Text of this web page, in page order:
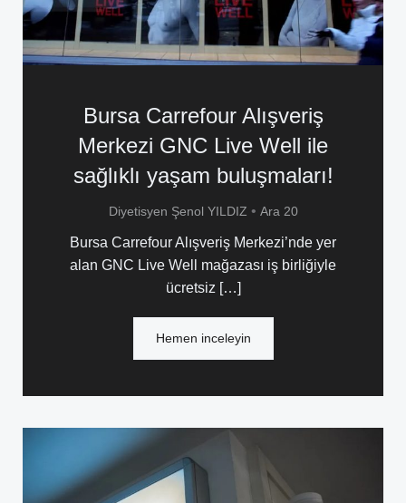
Bursa Carrefour Alışveriş
Merkezi GNC Live Well ile
sağlıklı yaşam buluşmaları!
Diyetisyen Şenol YILDIZ • Ara 20
Bursa Carrefour Alışveriş Merkezi’nde yer
alan GNC Live Well mağazası iş birliğiyle
ücretsiz […]
Hemen inceleyin